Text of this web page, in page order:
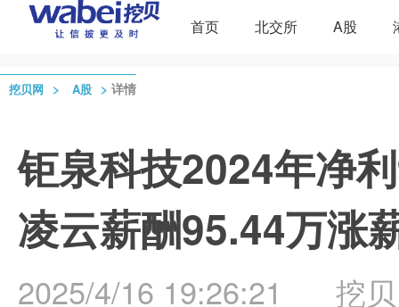
首页 北交所 A股
挖贝网 > A股 > 详情
钜泉科技2024年净
凌云薪酬95.44万涨
2025/4/16 19:26:21 挖